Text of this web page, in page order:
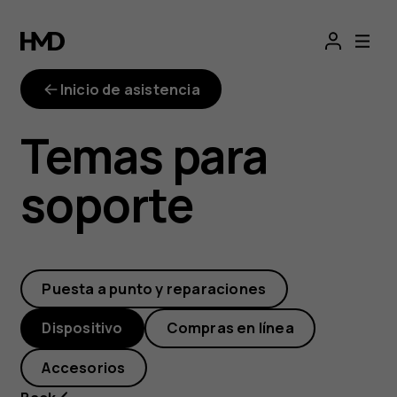
¿Cómo
conecto
dispositivos
Bluetooth
a
mi
Nokia
8110?
Inicio de asistencia
Temas para
soporte
Puesta a punto y reparaciones
Dispositivo Compras en línea
Accesorios